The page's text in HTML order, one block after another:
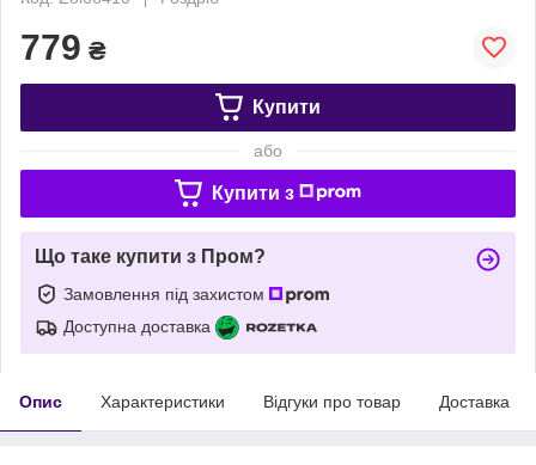
779 ₴
Купити
або
Купити з
Що таке купити з Пром?
Замовлення під захистом
Доступна доставка
Опис Характеристики Відгуки про товар Доставка